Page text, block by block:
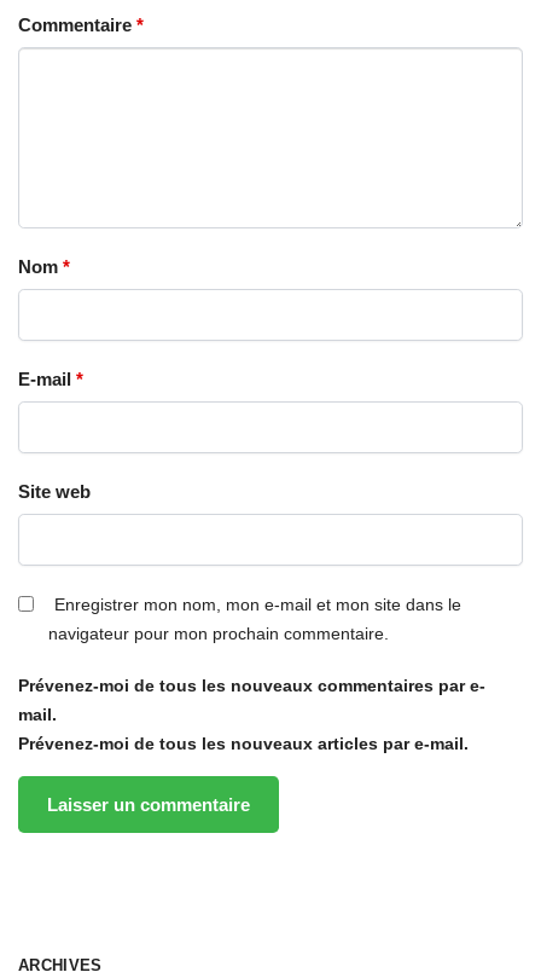
Commentaire *
Nom *
E-mail *
Site web
Enregistrer mon nom, mon e-mail et mon site dans le
navigateur pour mon prochain commentaire.
Prévenez-moi de tous les nouveaux commentaires par e-
mail.
Prévenez-moi de tous les nouveaux articles par e-mail.
ARCHIVES